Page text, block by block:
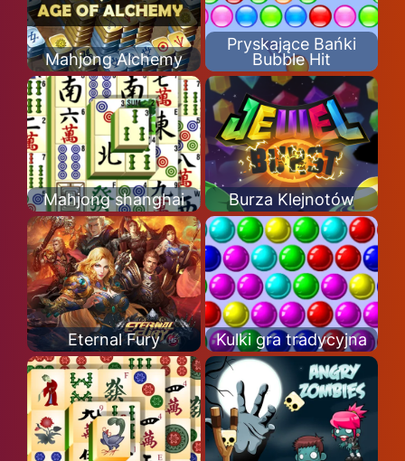
Mahjong Alchemy
Pryskające Bańki
Bubble Hit
Mahjong shanghai Burza Klejnotów
Eternal Fury Kulki gra tradycyjna